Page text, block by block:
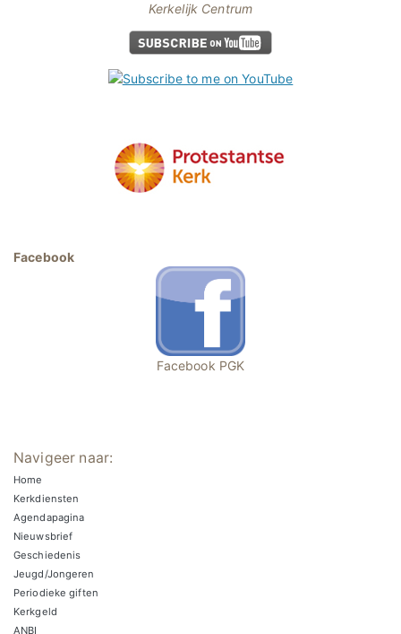
Kerkelijk Centrum
Facebook
Facebook PGK
Navigeer naar:
Home
Kerkdiensten
Agendapagina
Nieuwsbrief
Geschiedenis
Jeugd/Jongeren
Periodieke giften
Kerkgeld
ANBI